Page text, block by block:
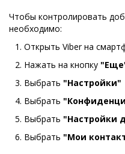
Чтобы контролировать
необходимо:
Открыть Viber на
Нажать на кнопку
Выбрать "Настройки"
Выбрать
Выбрать "Настройки
Выбрать "Мои